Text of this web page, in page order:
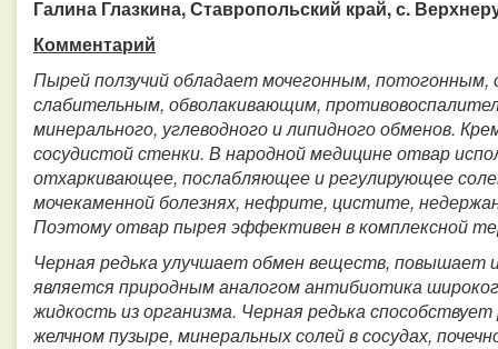
Галина Глазкина, Ставропольский край, с.
Комментарий
Пырей ползучий обладает мочегонным,
слабительным, обволакивающим,
минерального, углеводного и липидного обменов.
сосудистой стенки. В народной медицине отвар
отхаркивающее, послабляющее и регулирующее
мочекаменной болезнях, нефрите, цистите,
Поэтому отвар пырея эффективен в комплексной
Черная редька улучшает обмен веществ,
является природным аналогом антибиотика
жидкость из организма. Черная редька
желчном пузыре, минеральных солей в сосудах,